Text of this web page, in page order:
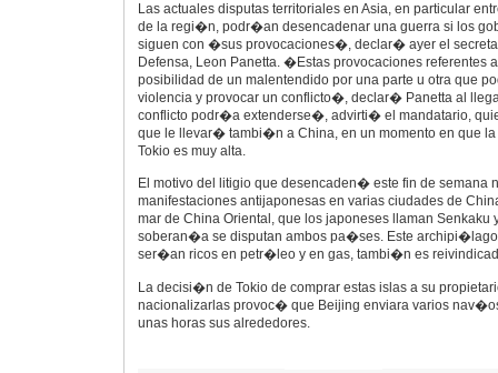
Las actuales disputas territoriales en Asia, en particular
de la regi�n, podr�an desencadenar una guerra si los
siguen con �sus provocaciones�, declar� ayer el
Defensa, Leon Panetta. �Estas provocaciones referentes
posibilidad de un malentendido por una parte u otra que
violencia y provocar un conflicto�, declar� Panetta al
conflicto podr�a extenderse�, advirti� el mandatario,
que le llevar� tambi�n a China, en un momento en que
Tokio es muy alta.
El motivo del litigio que desencaden� este fin de semana
manifestaciones antijaponesas en varias ciudades de
mar de China Oriental, que los japoneses llaman Senkaku
soberan�a se disputan ambos pa�ses. Este
ser�an ricos en petr�leo y en gas, tambi�n es
La decisi�n de Tokio de comprar estas islas a su
nacionalizarlas provoc� que Beijing enviara varios
unas horas sus alrededores.